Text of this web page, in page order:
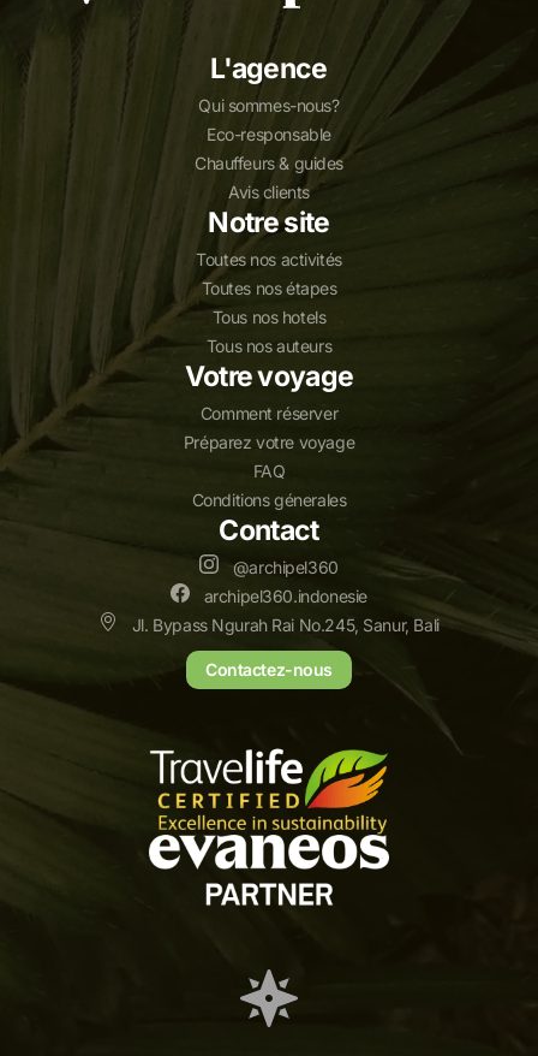
L'agence
Qui sommes-nous?
Eco-responsable
Chauffeurs & guides
Avis clients
Notre site
Toutes nos activités
Toutes nos étapes
Tous nos hotels
Tous nos auteurs
Votre voyage
Comment réserver
Préparez votre voyage
FAQ
Conditions génerales
Contact
@archipel360
archipel360.indonesie
Jl. Bypass Ngurah Rai No.245, Sanur, Bali
Contactez-nous